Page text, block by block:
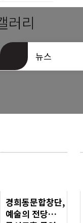
동문회관 오시는길
동문신용카드
동문 동정
러리
뉴스
경희동문합창단,
예술의 전당